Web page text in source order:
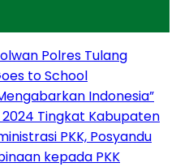
Polres Tulang
to School
Indonesia”
Tingkat Kabupaten
PKK, Posyandu
kepada PKK